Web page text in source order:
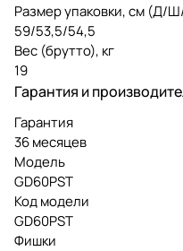
Размер упаковки, см (Д/
59/53,5/54,5
Вес (брутто), кг
19
Гарантия и
Гарантия
36 месяцев
Модель
GD60PST
Код модели
GD60PST
Фишки